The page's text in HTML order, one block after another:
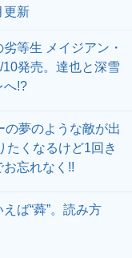
更新
劣等生 メイジアン・
発売。達也と深雪
へ!?
の夢のような敵が出
たくなるけど1回き
お忘れなく!!
ば“蕣”。読み方